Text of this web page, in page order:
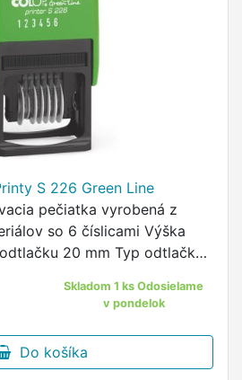
S 226 Green Line
pečiatka vyrobená z
so 6 číslicami Výška
20 mm Typ odtlačku:
0-9 a …
Skladom 1 ks Odosielame
v pondelok
Do košíka